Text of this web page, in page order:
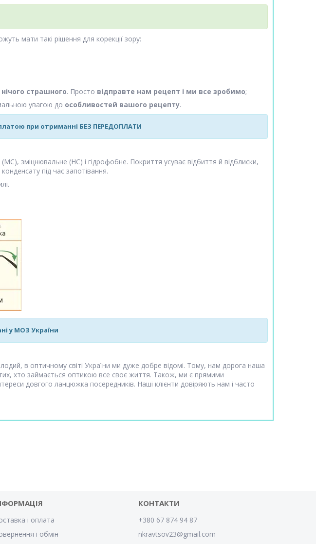
мати такі рішення для корекції зору:
нічого страшного. Просто відправте нам рецепт і ми все зробимо;
увагою до особливостей вашого рецепту.
при отриманні БЕЗ ПЕРЕДОПЛАТИ
зміцнювальне (HC) і гідрофобне. Покриття усуває відбиття й відблиски,
під час запотівання.
у МОЗ України
в оптичному світі України ми дуже добре відомі. Тому, нам дорога наша
хто займається оптикою все своє життя. Також, ми є прямими
довгого ланцюжка посередників. Наші клієнти довіряють нам і часто
і оплата
і обмін
КОНТАКТИ
+380 67 874 94 87
nkravtsov23@gmail.com